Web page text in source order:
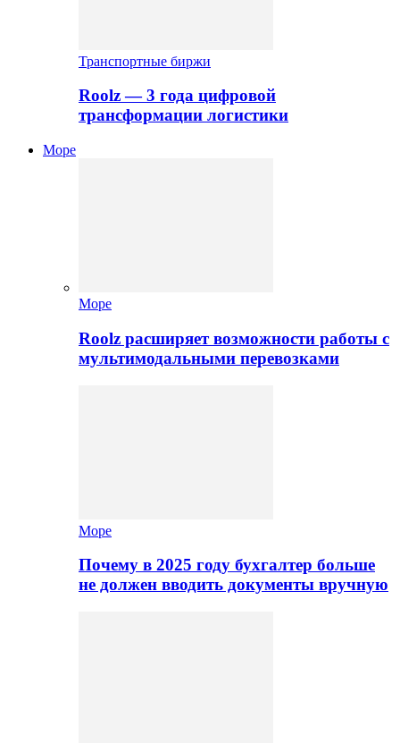
Транспортные биржи
Roolz — 3 года цифровой
трансформации логистики
Море
Море
Roolz расширяет возможности работы с
мультимодальными перевозками
Море
Почему в 2025 году бухгалтер больше
не должен вводить документы вручную